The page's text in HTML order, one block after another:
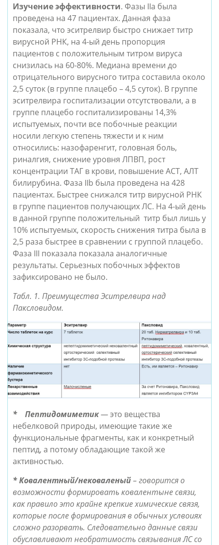
Изучение эффективности. Фазы IIa была
проведена на 47 пациентах. Данная фаза
показала, что эситрелвир быстро снижает титр
вирусной РНК, на 4-ый день пропорция
пациентов с положительным титром вируса
снизилась на 60-80%. Медиана времени до
отрицательного вирусного титра составила около
2,5 суток (в группе плацебо – 4,5 суток). В группе
эситрелвира госпитализации отсутствовали, а в
группе плацебо госпитализированы 14,3%
испытуемых, почти все побочные реакции
носили легкую степень тяжести и к ним
относились: назофаренгит, головная боль,
риналгия, снижение уровня ЛПВП, рост
концентрации ТАГ в крови, повышение АСТ, АЛТ
билирубина. Фаза IIb была проведена на 428
пациентах. Быстрее снижался титр вирусной РНК
в группе пациентов получающих ЛС. На 4-ый день
в данной группе положительный  титр был лишь у
10% испытуемых, скорость снижения титра была в
2,5 раза быстрее в сравнении с группой плацебо.
Фаза III показала показала аналогичные
результаты. Серьезных побочных эффектов
зафиксировано не было.
Табл. 1. Преимущества Эситрелвира над
Паксловидом.
* Пептидомиметик — это вещества
небелковой природы, имеющие такие же
функциональные фрагменты, как и конкретный
пептид, а потому обладающие такой же
активностью.
*Ковалентный/нековаленый – говорится о
возможности формировать ковалентыне связи,
как правило это крайне крепкие химические связя,
которые после формирования в обычных услвоиях
сложно разорвать. Следовательно данные связи
обуславливают необратимость связывания ЛС со